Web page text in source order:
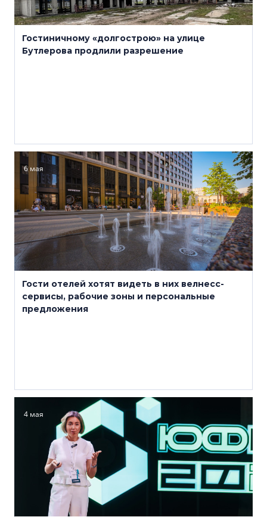
Гостиничному «долгострою» на улице
Бутлерова продлили разрешение
6 мая
Гости отелей хотят видеть в них велнесс-
сервисы, рабочие зоны и персональные
предложения
4 мая